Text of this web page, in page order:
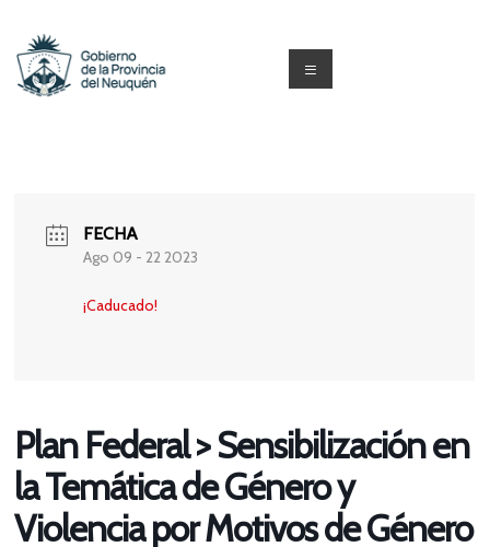
contenido
Formación
Neuquén
Menú
FECHA
Ago 09 - 22 2023
¡Caducado!
Plan Federal > Sensibilización en
la Temática de Género y
Violencia por Motivos de Género